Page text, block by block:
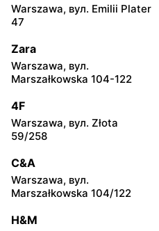
Warszawa, вул. Emilii Plater
47
Zara
Warszawa, вул.
Marszałkowska 104-122
4F
Warszawa, вул. Złota
59/258
C&A
Warszawa, вул.
Marszałkowska 104/122
H&M